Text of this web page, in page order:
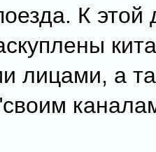
К этой
лицами, а